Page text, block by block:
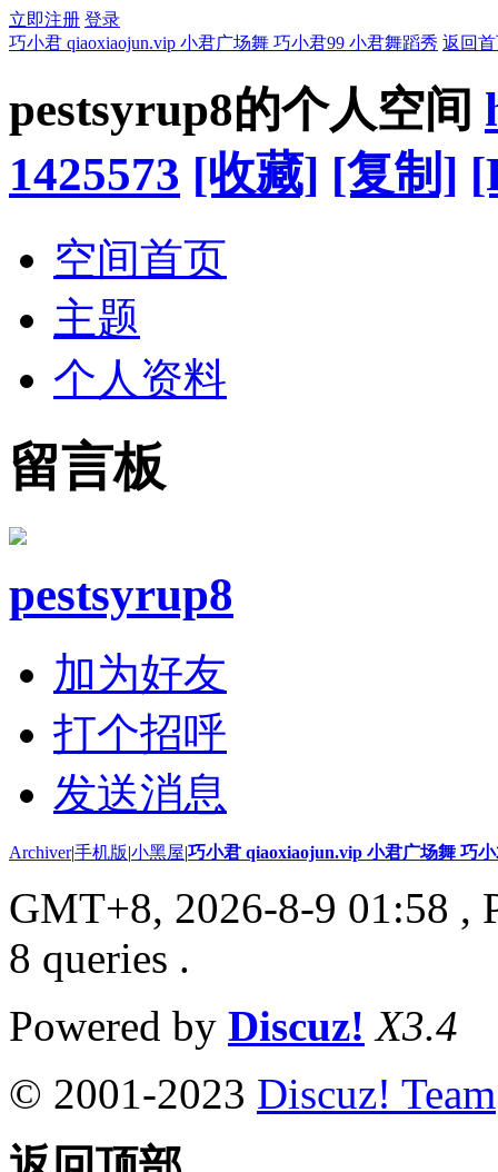
立即注册 登录
巧小君 qiaoxiaojun.vip 小君广场舞 巧小君99 小君舞蹈秀 返回
pestsyrup8的个人空间
1425573 [收藏] [复制]
空间首页
主题
个人资料
留言板
pestsyrup8
加为好友
打个招呼
发送消息
Archiver|手机版|小黑屋|巧小君 qiaoxiaojun.vip 小君广场舞 巧
GMT+8, 2026-8-9 01:58 ,
8 queries .
Powered by Discuz! X3.4
© 2001-2023 Discuz! Team